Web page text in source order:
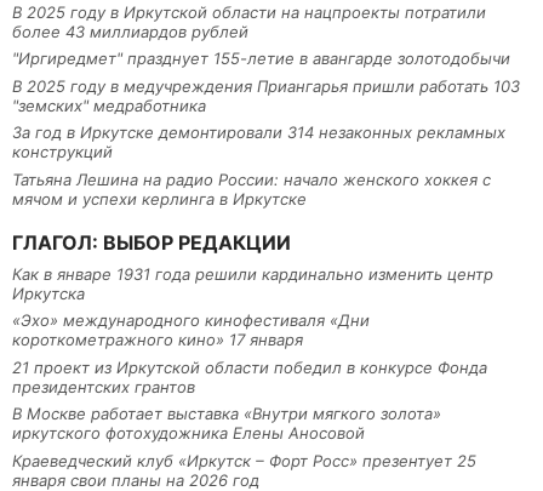
В 2025 году в Иркутской области на нацпроекты потратили
более 43 миллиардов рублей
"Иргиредмет" празднует 155-летие в авангарде золотодобычи
В 2025 году в медучреждения Приангарья пришли работать 103
"земских" медработника
За год в Иркутске демонтировали 314 незаконных рекламных
конструкций
Татьяна Лешина на радио России: начало женского хоккея с
мячом и успехи керлинга в Иркутске
ГЛАГОЛ: ВЫБОР РЕДАКЦИИ
Как в январе 1931 года решили кардинально изменить центр
Иркутска
«Эхо» международного кинофестиваля «Дни
короткометражного кино» 17 января
21 проект из Иркутской области победил в конкурсе Фонда
президентских грантов
В Москве работает выставка «Внутри мягкого золота»
иркутского фотохудожника Елены Аносовой
Краеведческий клуб «Иркутск – Форт Росс» презентует 25
января свои планы на 2026 год